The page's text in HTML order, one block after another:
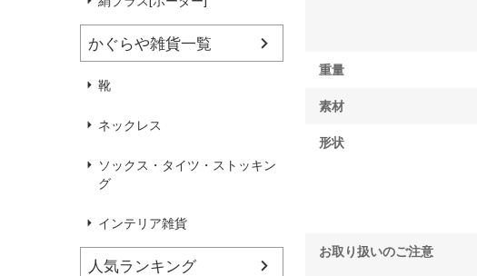
かぐらや雑貨一覧
靴
ネックレス
ソックス・タイツ・ストッキン
グ
インテリア雑貨
人気ランキング
重量
素材
形状
お取り扱いのご注意